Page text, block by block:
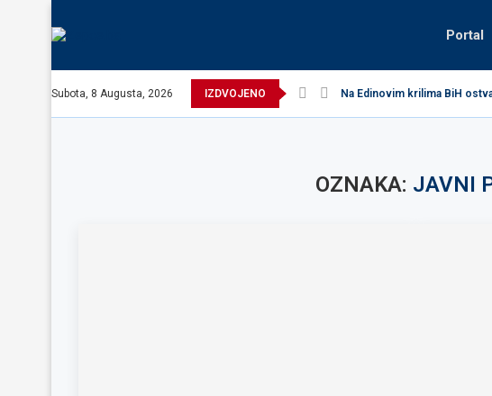
Portal
Subota, 8 Augusta, 2026 IZDVOJENO Na Edinovim krilima BiH
OZNAKA: JAVNI